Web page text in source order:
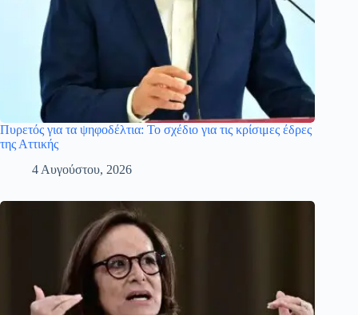
Πυρετός για τα ψηφοδέλτια: Το σχέδιο για τις κρίσιμες έδρες
της Αττικής
4 Αυγούστου, 2026